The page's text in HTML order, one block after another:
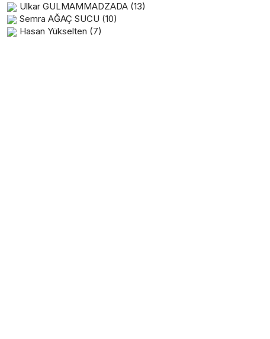
Ulkar GULMAMMADZADA (13)
Semra AĞAÇ SUCU (10)
Hasan Yükselten (7)